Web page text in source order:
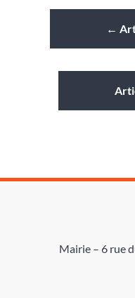
←
Mairie – 6 rue